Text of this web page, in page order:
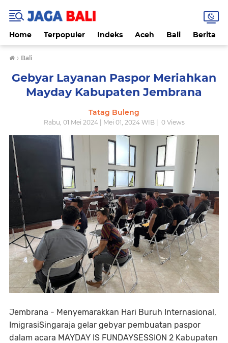
Home Terpopuler Indeks Aceh Bali Berita
› Bali
Gebyar Layanan Paspor Meriahkan
Mayday Kabupaten Jembrana
Tatag Buleng
Rabu, 01 Mei 2024 | Mei 01, 2024 WIB | 0Views
Jembrana - Menyemarakkan Hari Buruh Internasional,
ImigrasiSingaraja gelar gebyar pembuatan paspor
dalam acara MAYDAY IS FUNDAYSESSION 2 Kabupaten